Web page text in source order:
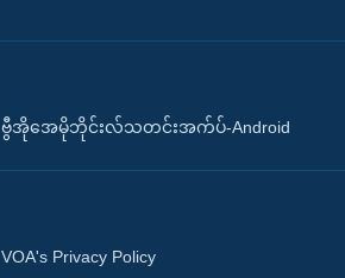
ဗွီအိုအေမိုဘိုင်းလ်သတင်းအက်ပ်-Android
VOA's Privacy Policy